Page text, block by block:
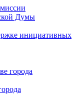
Думы
инициативных
города